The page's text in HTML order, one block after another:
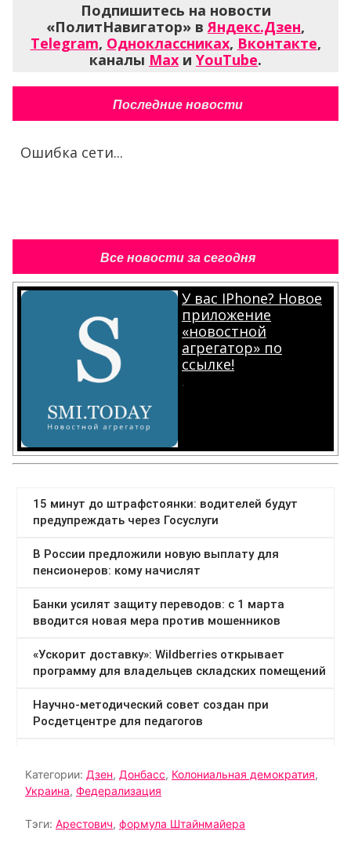
Подпишитесь на новости
«ПолитНавигатор» вЯндекс.Дзен,
Telegram, Одноклассниках, Вконтакте,
каналы Max и YouTube.
Последние новости
Ошибка сети...
Все новости за сегодня
У вас IPhone? Новое
приложение
«новостной
агрегатор» по
ссылке!
.
Категории: Дзен, Донбасс, Колониальная демократия,
Украина, Федерализация
Тэги: Арестович, формула Штайнмайера